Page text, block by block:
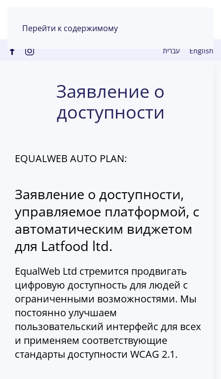
Перейти к содержимому
עברית English
Заявление о
доступности
EQUALWEB AUTO PLAN:
Заявление о доступности,
управляемое платформой, с
автоматическим виджетом
для Latfood ltd.
EqualWeb Ltd стремится продвигать
цифровую доступность для людей с
ограниченными возможностями. Мы
постоянно улучшаем
пользовательский интерфейс для всех
и применяем соответствующие
стандарты доступности WCAG 2.1.